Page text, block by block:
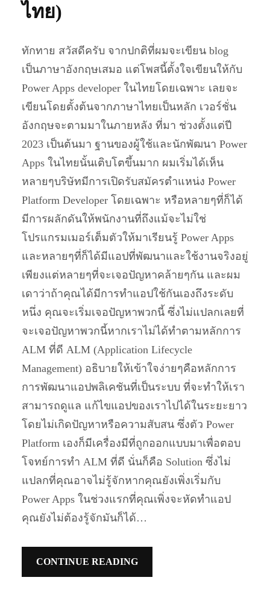
ไทย)
ทักทาย สวัสดีครับ จากปกติที่ผมจะเขียน blog
เป็นภาษาอังกฤษเสมอ แต่โพสนี้ตั้งใจเขียนให้กับ
Power Apps developer ในไทยโดยเฉพาะ เลยจะ
เขียนโดยตั้งต้นจากภาษาไทยเป็นหลัก เวอร์ชั่น
อังกฤษจะตามมาในภายหลัง ที่มา ช่วงตั้งแต่ปี
2023 เป็นต้นมา ฐานของผู้ใช้และนักพัฒนา Power
Apps ในไทยนั้นเติบโตขึ้นมาก ผมเริ่มได้เห็น
หลายๆบริษัทมีการเปิดรับสมัครตำแหน่ง Power
Platform Developer โดยเฉพาะ หรือหลายๆที่ก็ได้
มีการผลักดันให้พนักงานที่ถึงแม้จะไม่ใช่
โปรแกรมเมอร์เต็มตัวให้มาเรียนรู้ Power Apps
และหลายๆที่ก็ได้มีแอปที่พัฒนาและใช้งานจริงอยู่
เพียงแต่หลายๆที่จะเจอปัญหาคล้ายๆกัน และผม
เดาว่าถ้าคุณได้มีการทำแอปใช้กันเองถึงระดับ
หนึ่ง คุณจะเริ่มเจอปัญหาพวกนี้ ซึ่งไม่แปลกเลยที่
จะเจอปัญหาพวกนี้หากเราไม่ได้ทำตามหลักการ
ALM ที่ดี ALM (Application Lifecycle
Management) อธิบายให้เข้าใจง่ายๆคือหลักการ
การพัฒนาแอปพลิเคชันที่เป็นระบบ ที่จะทำให้เรา
สามารถดูแล แก้ไขแอปของเราไปได้ในระยะยาว
โดยไม่เกิดปัญหาหรือความสับสน ซึ่งตัว Power
Platform เองก็มีเครื่องมีที่ถูกออกแบบมาเพื่อตอบ
โจทย์การทำ ALM ที่ดี นั่นก็คือ Solution ซึ่งไม่
แปลกที่คุณอาจไม่รู้จักหากคุณยังเพิ่งเริ่มกับ
Power Apps ในช่วงแรกที่คุณเพิ่งจะหัดทำแอป
คุณยังไม่ต้องรู้จักมันก็ได้…
CONTINUE READING